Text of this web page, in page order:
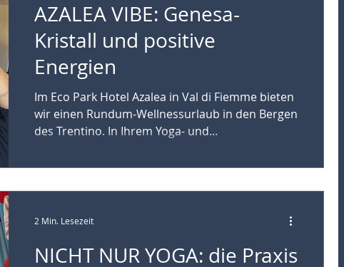
AZALEA VIBE: Genesa-
Kristall und positive
Energien
Im Eco Park Hotel Azalea in Val di Fiemme bieten
wir einen Rundum-Wellnessurlaub in den Bergen
des Trentino. In Ihrem Yoga- und...
NICHT NUR YOGA: die Praxis
2 Min. Lesezeit